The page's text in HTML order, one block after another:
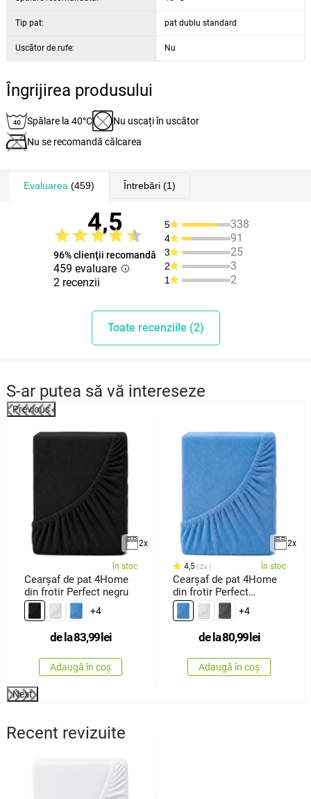
Tip pat: pat dublu standard
Uscător de rufe: Nu
Îngrijirea produsului
Spălare la 40°C
Nu uscați în uscător
Nu se recomandă călcarea
Evaluarea (459) Întrebări(1)
4,5
96% clienţii recomandă
459 evaluare
2 recenzii
5 338
4 91
3 25
2 3
1 2
Toate recenziile (2)
S-ar putea să vă intereseze
Previous
2x
în stoc
Cearșaf de pat 4Home
din frotir Perfect negru
+4
de la83,99lei
Adaugă în coș
2x
4,5 2x în stoc
Cearșaf de pat 4Home
din frotir Perfect
albastru
+4
de la80,99lei
Adaugă în coș
Next
Recent revizuite